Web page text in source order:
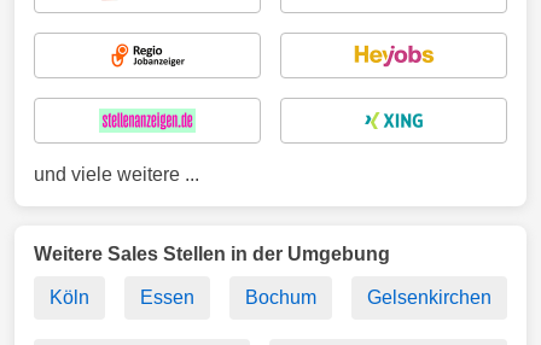
und viele weitere ...
Weitere Sales Stellen in der Umgebung
Köln Essen Bochum Gelsenkirchen